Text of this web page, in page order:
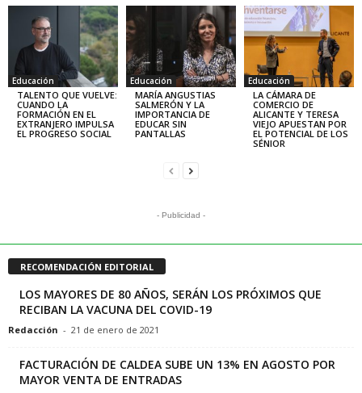
Educación
TALENTO QUE VUELVE:
CUANDO LA
FORMACIÓN EN EL
EXTRANJERO IMPULSA
EL PROGRESO SOCIAL
Educación
MARÍA ANGUSTIAS
SALMERÓN Y LA
IMPORTANCIA DE
EDUCAR SIN
PANTALLAS
Educación
LA CÁMARA DE
COMERCIO DE
ALICANTE Y TERESA
VIEJO APUESTAN POR
EL POTENCIAL DE LOS
SÉNIOR
- Publicidad -
RECOMENDACIÓN EDITORIAL
LOS MAYORES DE 80 AÑOS, SERÁN LOS PRÓXIMOS QUE
RECIBAN LA VACUNA DEL COVID-19
Redacción - 21 de enero de 2021
FACTURACIÓN DE CALDEA SUBE UN 13% EN AGOSTO POR
MAYOR VENTA DE ENTRADAS